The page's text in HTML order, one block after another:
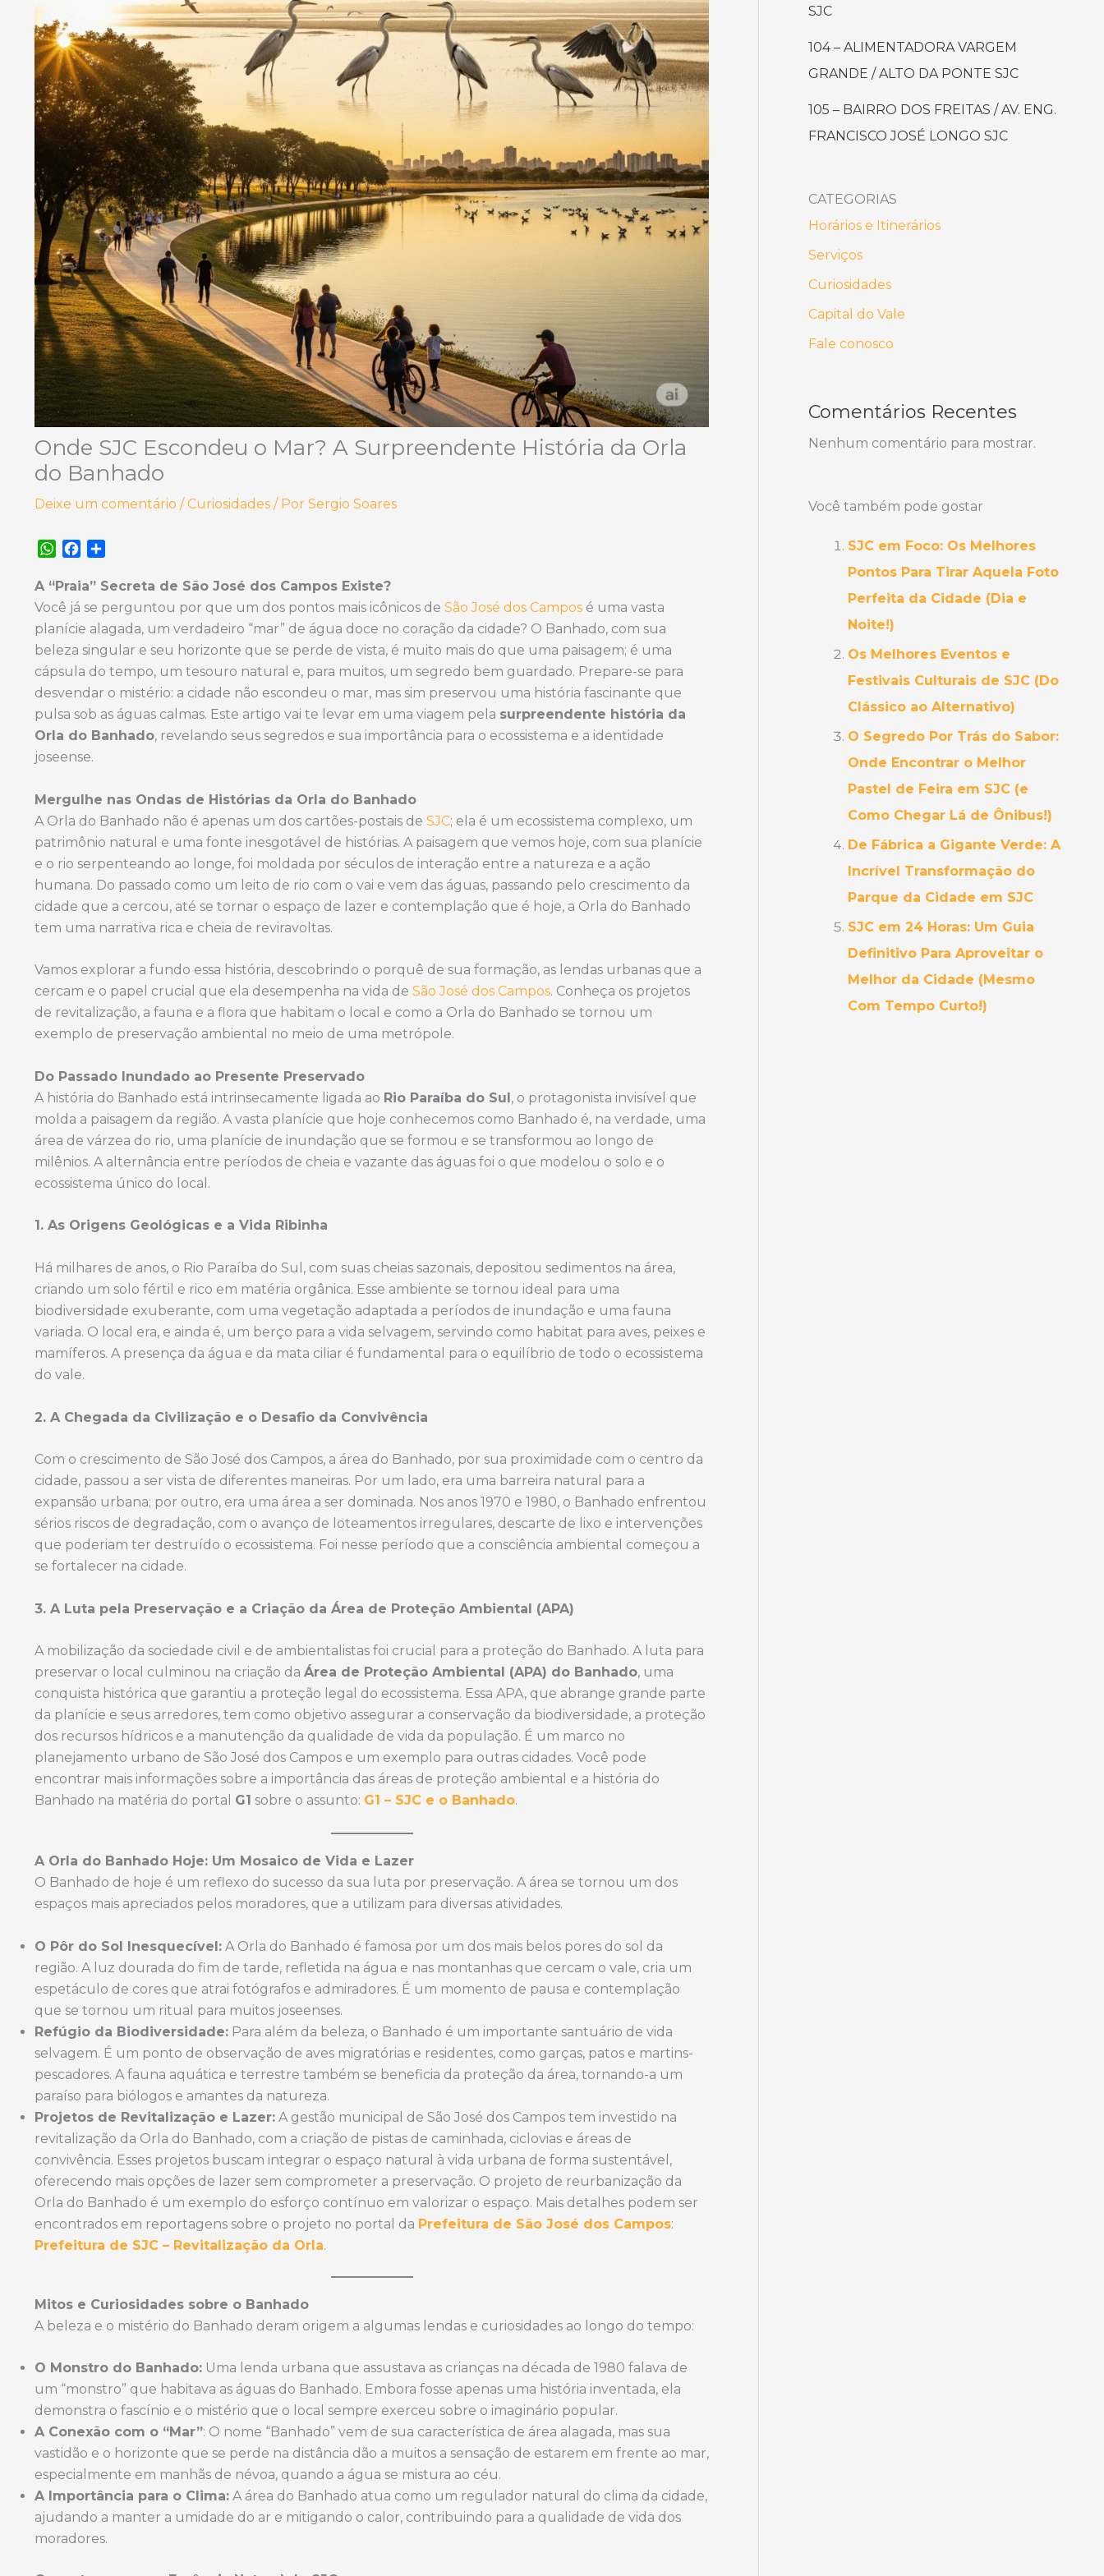
Onde SJC Escondeu o Mar? A Surpreendente História da Orla
do Banhado
Deixe um comentário /Curiosidades / Por Sergio Soares
W
a
t
A
p
p
c
e
o
o
k
a
r
A “Praia” Secreta de São José dos Campos Existe?
Você já se perguntou por que um dos pontos mais icônicos de São José dos Campos é uma vasta
planície alagada, um verdadeiro “mar” de água doce no coração da cidade? O Banhado, com sua
beleza singular e seu horizonte que se perde de vista, é muito mais do que uma paisagem; é uma
cápsula do tempo, um tesouro natural e, para muitos, um segredo bem guardado. Prepare-se para
desvendar o mistério: a cidade não escondeu o mar, mas sim preservou uma história fascinante que
pulsa sob as águas calmas. Este artigo vai te levar em uma viagem pela surpreendente história da
Orla do Banhado, revelando seus segredos e sua importância para o ecossistema e a identidade
joseense.
Mergulhe nas Ondas de Histórias da Orla do Banhado
A Orla do Banhado não é apenas um dos cartões-postais de SJC; ela é um ecossistema complexo, um
patrimônio natural e uma fonte inesgotável de histórias. A paisagem que vemos hoje, com sua planície
e o rio serpenteando ao longe, foi moldada por séculos de interação entre a natureza e a ação
humana. Do passado como um leito de rio com o vai e vem das águas, passando pelo crescimento da
cidade que a cercou, até se tornar o espaço de lazer e contemplação que é hoje, a Orla do Banhado
tem uma narrativa rica e cheia de reviravoltas.
Vamos explorar a fundo essa história, descobrindo o porquê de sua formação, as lendas urbanas que a
cercam e o papel crucial que ela desempenha na vida de São José dos Campos. Conheça os projetos
de revitalização, a fauna e a flora que habitam o local e como a Orla do Banhado se tornou um
exemplo de preservação ambiental no meio de uma metrópole.
Do Passado Inundado ao Presente Preservado
A história do Banhado está intrinsecamente ligada ao Rio Paraíba do Sul, o protagonista invisível que
molda a paisagem da região. A vasta planície que hoje conhecemos como Banhado é, na verdade, uma
área de várzea do rio, uma planície de inundação que se formou e se transformou ao longo de
milênios. A alternância entre períodos de cheia e vazante das águas foi o que modelou o solo e o
ecossistema único do local.
1. As Origens Geológicas e a Vida Ribinha
Há milhares de anos, o Rio Paraíba do Sul, com suas cheias sazonais, depositou sedimentos na área,
criando um solo fértil e rico em matéria orgânica. Esse ambiente se tornou ideal para uma
biodiversidade exuberante, com uma vegetação adaptada a períodos de inundação e uma fauna
variada. O local era, e ainda é, um berço para a vida selvagem, servindo como habitat para aves, peixes e
mamíferos. A presença da água e da mata ciliar é fundamental para o equilíbrio de todo o ecossistema
do vale.
2. A Chegada da Civilização e o Desafio da Convivência
Com o crescimento de São José dos Campos, a área do Banhado, por sua proximidade com o centro da
cidade, passou a ser vista de diferentes maneiras. Por um lado, era uma barreira natural para a
expansão urbana; por outro, era uma área a ser dominada. Nos anos 1970 e 1980, o Banhado enfrentou
sérios riscos de degradação, com o avanço de loteamentos irregulares, descarte de lixo e intervenções
que poderiam ter destruído o ecossistema. Foi nesse período que a consciência ambiental começou a
se fortalecer na cidade.
3. A Luta pela Preservação e a Criação da Área de Proteção Ambiental (APA)
A mobilização da sociedade civil e de ambientalistas foi crucial para a proteção do Banhado. A luta para
preservar o local culminou na criação da Área de Proteção Ambiental (APA) do Banhado, uma
conquista histórica que garantiu a proteção legal do ecossistema. Essa APA, que abrange grande parte
da planície e seus arredores, tem como objetivo assegurar a conservação da biodiversidade, a proteção
dos recursos hídricos e a manutenção da qualidade de vida da população. É um marco no
planejamento urbano de São José dos Campos e um exemplo para outras cidades. Você pode
encontrar mais informações sobre a importância das áreas de proteção ambiental e a história do
Banhado na matéria do portal G1 sobre o assunto: G1 – SJC e o Banhado.
A Orla do Banhado Hoje: Um Mosaico de Vida e Lazer
O Banhado de hoje é um reflexo do sucesso da sua luta por preservação. A área se tornou um dos
espaços mais apreciados pelos moradores, que a utilizam para diversas atividades.
O Pôr do Sol Inesquecível: A Orla do Banhado é famosa por um dos mais belos pores do sol da
região. A luz dourada do fim de tarde, refletida na água e nas montanhas que cercam o vale, cria um
espetáculo de cores que atrai fotógrafos e admiradores. É um momento de pausa e contemplação
que se tornou um ritual para muitos joseenses.
Refúgio da Biodiversidade: Para além da beleza, o Banhado é um importante santuário de vida
selvagem. É um ponto de observação de aves migratórias e residentes, como garças, patos e martins-
pescadores. A fauna aquática e terrestre também se beneficia da proteção da área, tornando-a um
paraíso para biólogos e amantes da natureza.
Projetos de Revitalização e Lazer: A gestão municipal de São José dos Campos tem investido na
revitalização da Orla do Banhado, com a criação de pistas de caminhada, ciclovias e áreas de
convivência. Esses projetos buscam integrar o espaço natural à vida urbana de forma sustentável,
oferecendo mais opções de lazer sem comprometer a preservação. O projeto de reurbanização da
Orla do Banhado é um exemplo do esforço contínuo em valorizar o espaço. Mais detalhes podem ser
encontrados em reportagens sobre o projeto no portal da Prefeitura de São José dos Campos:
Prefeitura de SJC – Revitalização da Orla.
Mitos e Curiosidades sobre o Banhado
A beleza e o mistério do Banhado deram origem a algumas lendas e curiosidades ao longo do tempo:
O Monstro do Banhado: Uma lenda urbana que assustava as crianças na década de 1980 falava de
um “monstro” que habitava as águas do Banhado. Embora fosse apenas uma história inventada, ela
demonstra o fascínio e o mistério que o local sempre exerceu sobre o imaginário popular.
A Conexão com o “Mar”: O nome “Banhado” vem de sua característica de área alagada, mas sua
vastidão e o horizonte que se perde na distância dão a muitos a sensação de estarem em frente ao mar,
especialmente em manhãs de névoa, quando a água se mistura ao céu.
A Importância para o Clima: A área do Banhado atua como um regulador natural do clima da cidade,
ajudando a manter a umidade do ar e mitigando o calor, contribuindo para a qualidade de vida dos
moradores.
SJC
104 – ALIMENTADORA VARGEM
GRANDE / ALTO DA PONTE SJC
105 – BAIRRO DOS FREITAS / AV. ENG.
FRANCISCO JOSÉ LONGO SJC
CATEGORIAS
Horários e Itinerários
Serviços
Curiosidades
Capital do Vale
Fale conosco
Comentários Recentes
Nenhum comentário para mostrar.
Você também pode gostar
SJC em Foco: Os Melhores
Pontos Para Tirar Aquela Foto
Perfeita da Cidade (Dia e
Noite!)
Os Melhores Eventos e
Festivais Culturais de SJC (Do
Clássico ao Alternativo)
O Segredo Por Trás do Sabor:
Onde Encontrar o Melhor
Pastel de Feira em SJC (e
Como Chegar Lá de Ônibus!)
De Fábrica a Gigante Verde: A
Incrível Transformação do
Parque da Cidade em SJC
SJC em 24 Horas: Um Guia
Definitivo Para Aproveitar o
Melhor da Cidade (Mesmo
Com Tempo Curto!)